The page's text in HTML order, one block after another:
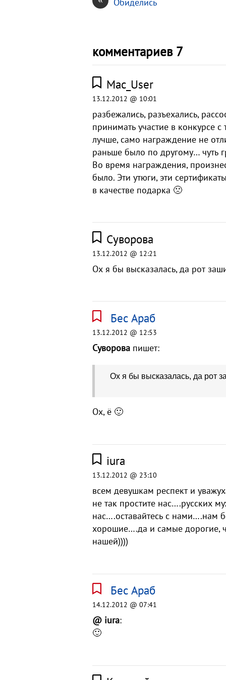
Обиделись
комментариев 7
Mac_User
13.12.2012 @ 10:01
разбежались, разъехались,
принимать участие в конкурсе
лучше, само награждение не
раньше было по другому… чуть
Во время награждения,
было. Эти утюги, эти
в качестве подарка 🙁
Суворова
13.12.2012 @ 12:21
Ох я бы высказалась, да рот
Бес Араб
13.12.2012 @ 12:53
Суворова пишет:
Ох я бы высказалась, да рот
Ох, ё 🙂
iura
13.12.2012 @ 23:10
всем девушкам респект и
не так простите нас….русских
нас….оставайтесь с
хорошие….да и самые дорогие,
нашей))))
Бес Араб
14.12.2012 @ 07:41
@ iura:
🙂